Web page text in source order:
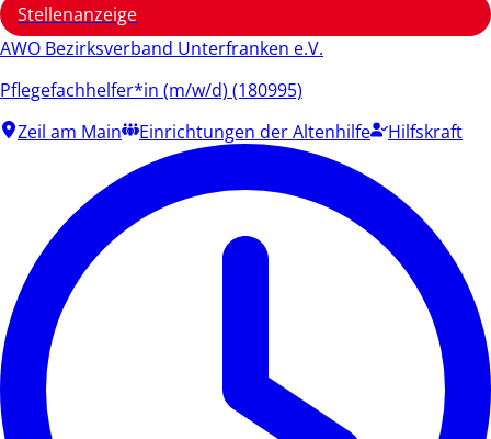
Stellenanzeige
AWO Bezirksverband Unterfranken e.V.
Pflegefachhelfer*in (m/w/d) (180995)
Zeil am Main
Einrichtungen der Altenhilfe Hilfskraft